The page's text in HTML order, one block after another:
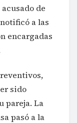
de
a las
encargadas
sido
pareja. La
pasó a la